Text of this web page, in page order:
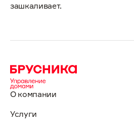
зашкаливает.
О компании
Услуги